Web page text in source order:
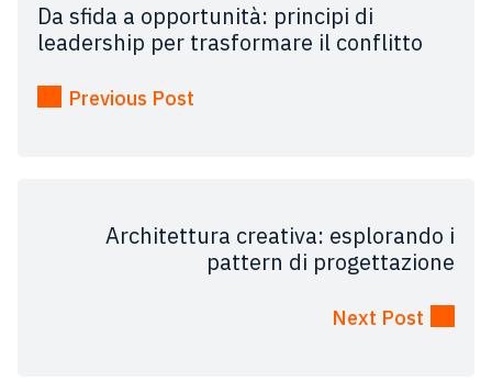
Da sfida a opportunità: principi di
leadership per trasformare il conflitto
Previous Post
Architettura creativa: esplorando i
pattern di progettazione
Next Post